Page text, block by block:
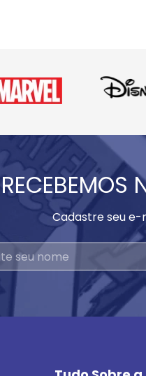
RECEBEMOS
Cadastre seu e-